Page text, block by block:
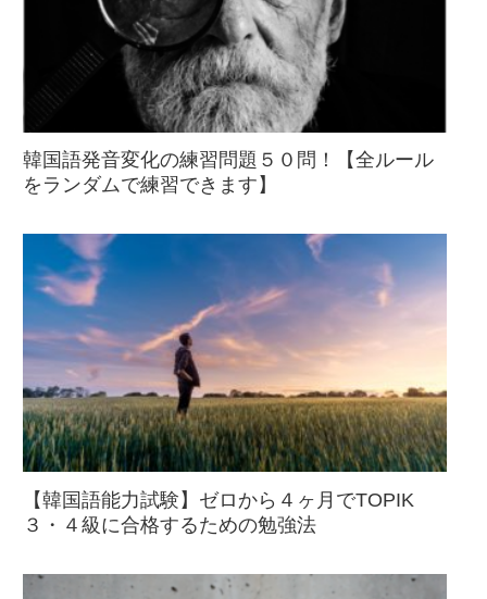
韓国語発音変化の練習問題５０問！【全ルール
をランダムで練習できます】
【韓国語能力試験】ゼロから４ヶ月でTOPIK
３・４級に合格するための勉強法